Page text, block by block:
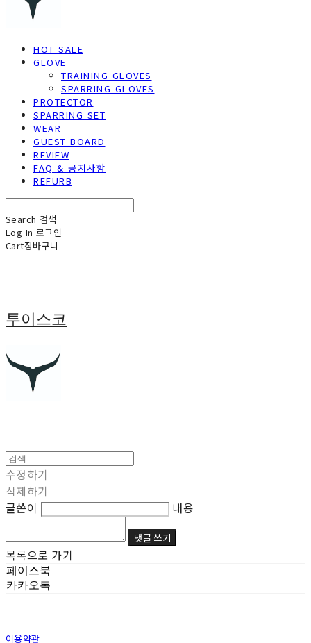
HOT SALE
GLOVE
TRAINING GLOVES
SPARRING GLOVES
PROTECTOR
SPARRING SET
WEAR
GUEST BOARD
REVIEW
FAQ & 공지사항
REFURB
Search 검색
Log In 로그인
Cart장바구니
투이스코
수정하기
삭제하기
글쓴이
내용
댓글 쓰기
목록으로 가기
페이스북
카카오톡
이용약관